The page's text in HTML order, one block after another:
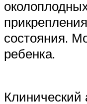
состояния.
ребенка.